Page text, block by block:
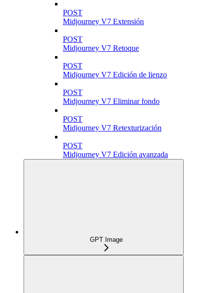
POST
Midjourney V7 Extensión
POST
Midjourney V7 Retoque
POST
Midjourney V7 Edición de lienzo
POST
Midjourney V7 Eliminar fondo
POST
Midjourney V7 Retexturización
POST
Midjourney V7 Edición avanzada
GPT Image